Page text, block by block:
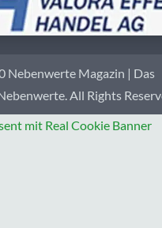
Nebenwerte Magazin | Das
All Rights
mit Real Cookie Banner